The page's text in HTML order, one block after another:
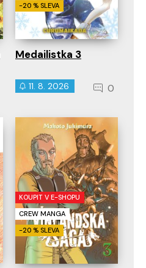
-20 % SLEVA
Medailistka 3
11. 8. 2026 0
KOUPIT V E-SHOPU
CREW MANGA
-20 % SLEVA